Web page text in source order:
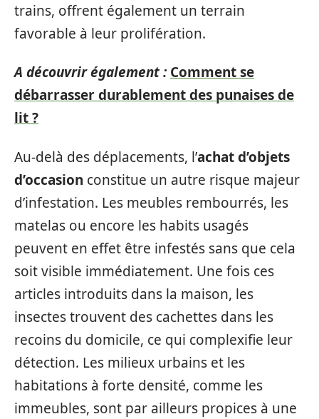
trains, offrent également un terrain
favorable à leur prolifération.
A découvrir également : Comment se
débarrasser durablement des punaises de
lit ?
Au-delà des déplacements, l’achat d’objets
d’occasion constitue un autre risque majeur
d’infestation. Les meubles rembourrés, les
matelas ou encore les habits usagés
peuvent en effet être infestés sans que cela
soit visible immédiatement. Une fois ces
articles introduits dans la maison, les
insectes trouvent des cachettes dans les
recoins du domicile, ce qui complexifie leur
détection. Les milieux urbains et les
habitations à forte densité, comme les
immeubles, sont par ailleurs propices à une